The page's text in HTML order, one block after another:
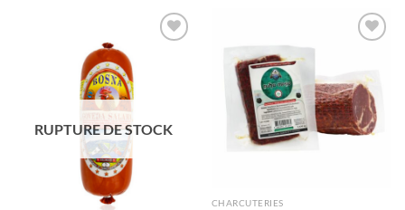
RUPTURE DE STOCK
de
souhaits
CHARCUTERIES